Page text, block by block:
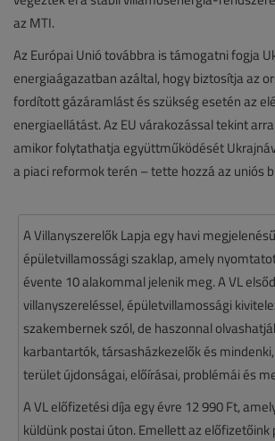
az MTI.
Az Európai Unió továbbra is támogatni fogja
energiaágazatban azáltal, hogy biztosítja az
fordított gázáramlást és szükség esetén az
energiaellátást. Az EU várakozással tekint
amikor folytathatja együttműködését
a piaci reformok terén – tette hozzá az uniós
A Villanyszerelők Lapja egy havi megjelenésű
épületvillamossági szaklap, amely
évente 10 alakommal jelenik meg. A VL
villanyszereléssel, épületvillamossági
szakembernek szól, de haszonnal
karbantartók, társasházkezelők és
terület újdonságai, előírásai, problémái és
A VL előfizetési díja egy évre 12 990 Ft,
küldünk postai úton. Emellett az előfizetőink